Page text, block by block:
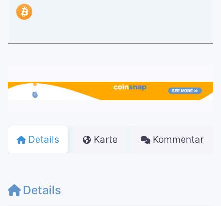
Details Karte Kommentar
Details